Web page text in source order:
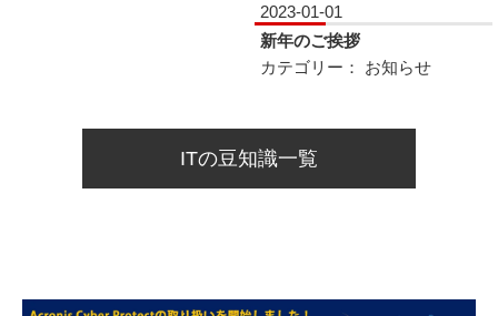
2023-01-01
新年のご挨拶
カテゴリー： お知らせ
ITの豆知識一覧